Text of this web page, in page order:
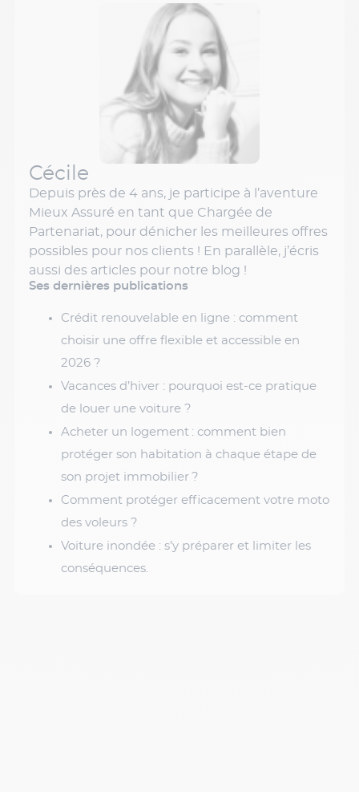
Cécile
Depuis près de 4 ans, je participe à l’aventure
Mieux Assuré en tant que Chargée de
Partenariat, pour dénicher les meilleures offres
possibles pour nos clients ! En parallèle, j’écris
aussi des articles pour notre blog !
Ses dernières publications
Crédit renouvelable en ligne : comment
choisir une offre flexible et accessible en
2026 ?
Vacances d’hiver : pourquoi est-ce pratique
de louer une voiture ?
Acheter un logement : comment bien
protéger son habitation à chaque étape de
son projet immobilier ?
Comment protéger efficacement votre moto
des voleurs ?
Voiture inondée : s’y préparer et limiter les
conséquences.